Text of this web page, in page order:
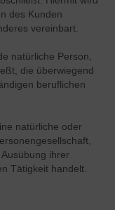
des Kunden
vereinbart.
natürliche Person,
die überwiegend
beruflichen
natürliche oder
ihrer
Tätigkeit handelt.